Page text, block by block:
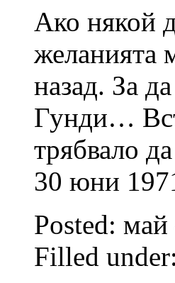
Ако някой
желанията
назад. За
Гунди…
трябвало
30 юни
Posted: май
Filled under: